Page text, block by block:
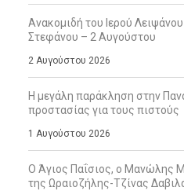
Ανακομιδή του Ιερού
Στεφάνου – 2 Αυγούστου
2 Αυγούστου 2026
Η μεγάλη παράκληση στην
προστασίας για τους πιστούς
1 Αυγούστου 2026
Ο Άγιος Παΐσιος, ο Μανώλης
της Ωραιοζήλης-Τζίνας